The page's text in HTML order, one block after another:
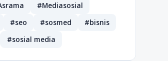
#Mediasosial
#seo #sosmed
#bisnis
#sosial media